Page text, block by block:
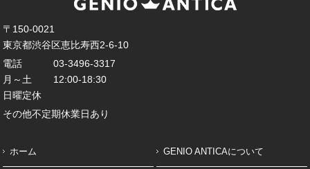
〒150-0021
東京都渋谷区恵比寿西2-6-10
電話
03-3496-3317
月～土
12:00-18:30
日曜定休
その他不定期休業日あり
ホーム GENIO ANTICAについて